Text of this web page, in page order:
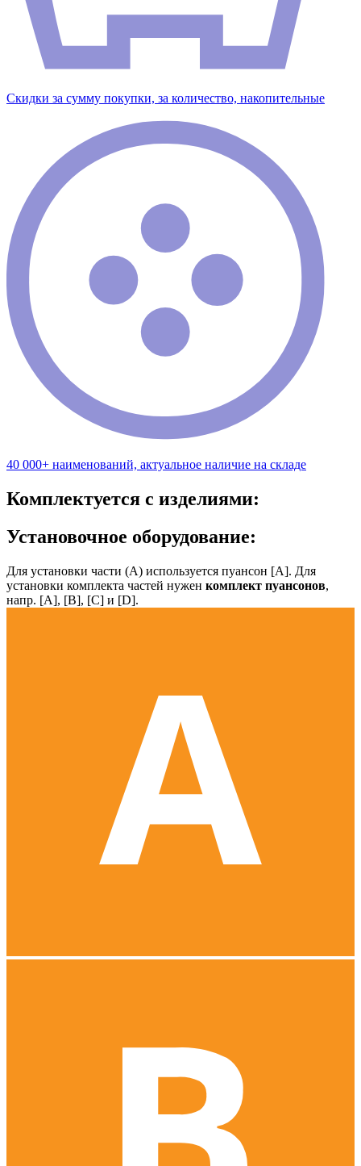
Скидки за сумму покупки, за количество, накопительные
40 000+ наименований, актуальное наличие на складе
Комплектуется с изделиями:
Установочное оборудование:
Для установки части (А) используется пуансон [А]. Для
установки комплекта частей нужен комплект пуансонов,
напр. [А], [B], [С] и [D].